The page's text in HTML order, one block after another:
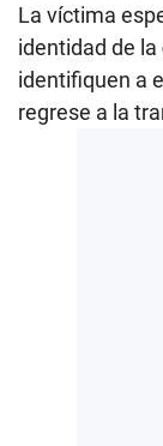
La víctima
identidad de la
identifiquen a
regrese a la